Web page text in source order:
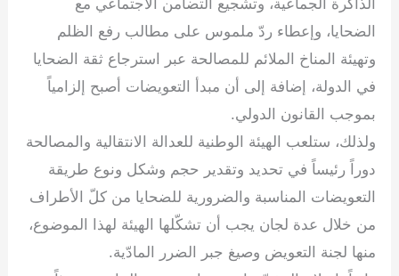
الذاكرة الجماعية، وتشجيع التضامن الاجتماعي مع
الضحايا، وإعطاء ردّ ملموس على مطالب رفع الظلم
وتهيئة المناخ الملائم للمصالحة عبر استرجاع ثقة الضحايا
في الدولة، إضافة إلى أن مبدأ التعويضات أصبح إلزامياً
بموجب القانون الدولي.
ولذلك، ستلعب الهيئة الوطنية للعدالة الانتقالية والمصالحة
دوراً رئيساً في تحديد وتقدير حجم وشكل ونوع طريقة
التعويضات المناسبة والضرورية للضحايا من كلّ الأطراف
من خلال عدة لجان يجب أن تشكّلها الهيئة لهذا الموضوع،
منها لجنة التعويض وصيغ جبر الضرر المادّية.